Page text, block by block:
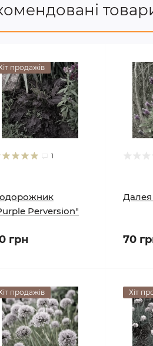
продажів
1
Perversion"
грн 70
продажів Хіт